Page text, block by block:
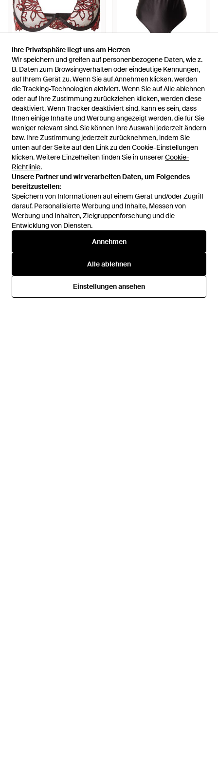
Ihre Privatsphäre liegt uns am Herzen
Wir speichern und greifen auf personenbezogene Daten, wie z.
B. Daten zum Browsingverhalten oder eindeutige Kennungen,
auf Ihrem Gerät zu. Wenn Sie auf Annehmen klicken, werden
die Tracking-Technologien aktiviert. Wenn Sie auf Alle ablehnen
oder auf Ihre Zustimmung zurückziehen klicken, werden diese
deaktiviert. Wenn Tracker deaktiviert sind, kann es sein, dass
Ihnen einige Inhalte und Werbung angezeigt werden, die für Sie
weniger relevant sind. Sie können Ihre Auswahl jederzeit ändern
bzw. Ihre Zustimmung jederzeit zurücknehmen, indem Sie
unten auf der Seite auf den Link zu den Cookie-Einstellungen
klicken. Weitere Einzelheiten finden Sie in unsererCookie-
Richtlinie.
Unsere Partner und wir verarbeiten Daten, um Folgendes
bereitzustellen:
Speichern von Informationen auf einem Gerät und/oder Zugriff
darauf. Personalisierte Werbung und Inhalte, Messen von
Werbung und Inhalten, Zielgruppenforschung und die
Entwicklung von Diensten.
Annehmen
Alle ablehnen
Einstellungen ansehen
Ihre Privatsphäre liegt uns am Herzen
Wir speichern und greifen auf personenbezogene Daten, wie z.
B. Daten zum Browsingverhalten oder eindeutige Kennungen,
auf Ihrem Gerät zu. Wenn Sie auf Annehmen klicken, werden
die Tracking-Technologien aktiviert. Wenn Sie auf Alle ablehnen
oder auf Ihre Zustimmung zurückziehen klicken, werden diese
deaktiviert. Wenn Tracker deaktiviert sind, kann es sein, dass
Ihnen einige Inhalte und Werbung angezeigt werden, die für Sie
weniger relevant sind. Sie können Ihre Auswahl jederzeit ändern
bzw. Ihre Zustimmung jederzeit zurücknehmen, indem Sie
unten auf der Seite auf den Link zu den Cookie-Einstellungen
klicken. Weitere Einzelheiten finden Sie in unsererCookie-
Richtlinie.
Unsere Partner und wir verarbeiten Daten, um Folgendes
bereitzustellen:
Speichern von Informationen auf einem Gerät und/oder Zugriff
darauf. Personalisierte Werbung und Inhalte, Messen von
Werbung und Inhalten, Zielgruppenforschung und die
Entwicklung von Diensten.
Annehmen
Alle ablehnen
Einstellungen ansehen
38,17 €
Bluebella
Bh Malina - Pink
Von ABOUT YOU
AUSVERKAUFT
38,94 €
Bluebella
Body Verona - Schwarz
VonABOUT YOU
AUSVERKAUFT
Bluebella
53,59 €
– patrice – bügel-bh - Grau
AUSVERKAUFT